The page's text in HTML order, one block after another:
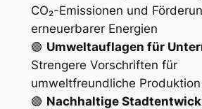
CO₂-Emissionen und
erneuerbarer Energien
🟢 Umweltauflagen für
Strengere Vorschriften für
umweltfreundliche Produktion
🟢 Nachhaltige